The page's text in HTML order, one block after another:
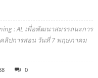
: AL เพื่อพัฒนาสมรรถนะการ
ลิปการสอน วันที่ 7 พฤษภาคม
0